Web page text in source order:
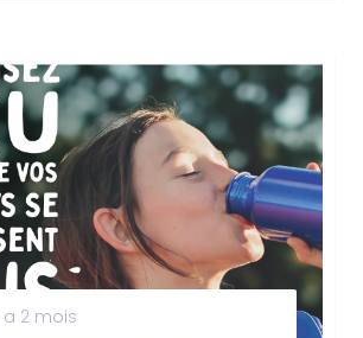
a 2 mois